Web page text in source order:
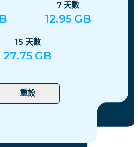
7 天數
12.95 GB
15 天數
27.75 GB
重設